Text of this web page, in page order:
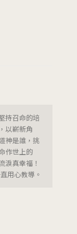
持召命的培
以嶄新角
神是誰，挑
作世上的
淚真幸福！
用心教導。